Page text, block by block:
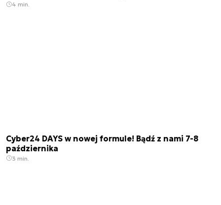
4 min.
Cyber24 DAYS w nowej formule! Bądź z nami 7-8
października
3 min.